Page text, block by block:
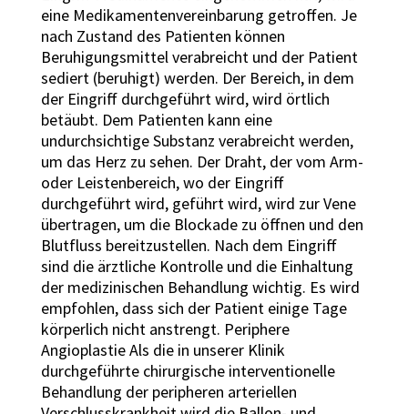
eine Medikamentenvereinbarung getroffen. Je
nach Zustand des Patienten können
Beruhigungsmittel verabreicht und der Patient
sediert (beruhigt) werden. Der Bereich, in dem
der Eingriff durchgeführt wird, wird örtlich
betäubt. Dem Patienten kann eine
undurchsichtige Substanz verabreicht werden,
um das Herz zu sehen. Der Draht, der vom Arm-
oder Leistenbereich, wo der Eingriff
durchgeführt wird, geführt wird, wird zur Vene
übertragen, um die Blockade zu öffnen und den
Blutfluss bereitzustellen. Nach dem Eingriff
sind die ärztliche Kontrolle und die Einhaltung
der medizinischen Behandlung wichtig. Es wird
empfohlen, dass sich der Patient einige Tage
körperlich nicht anstrengt. Periphere
Angioplastie Als die in unserer Klinik
durchgeführte chirurgische interventionelle
Behandlung der peripheren arteriellen